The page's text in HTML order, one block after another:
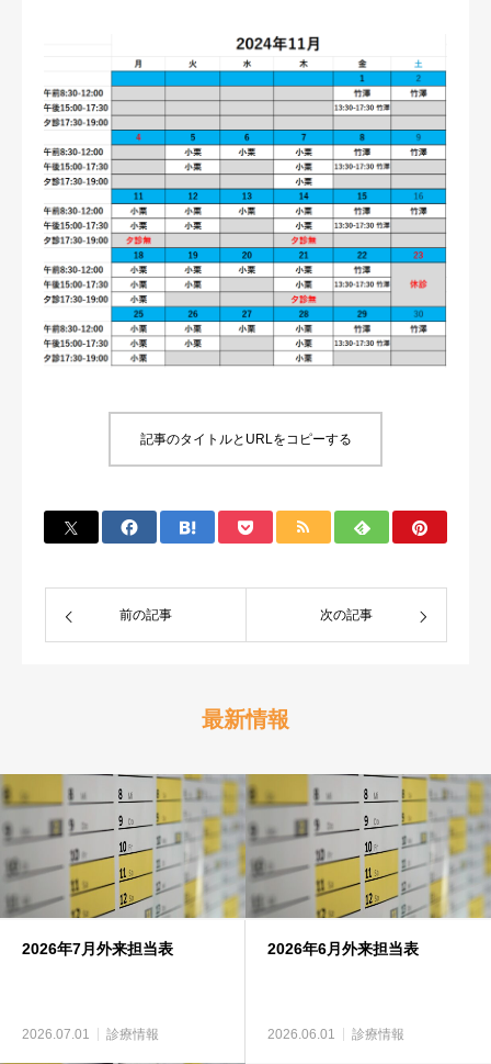
記事のタイトルとURLをコピーする
前の記事 次の記事
最新情報
2026年7月外来担当表
2026.07.01 診療情報
2026年6月外来担当表
2026.06.01 診療情報